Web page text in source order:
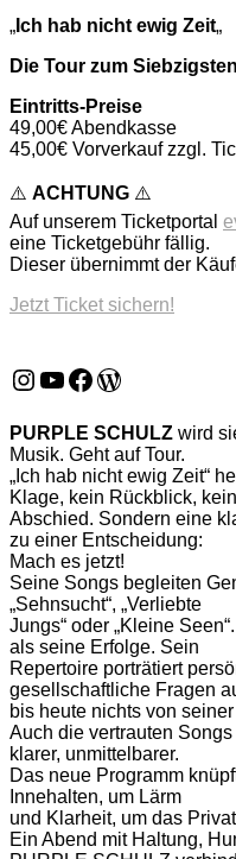
„ Ich hab nicht ewig Zeit„
Die Tour zum Siebzigsten
Eintritts-Preise
49,00€ Abendkasse
45,00€ Vorverkauf zzgl.
⚠️ ACHTUNG ⚠️
Auf unserem Ticketportal
eine Ticketgebühr fällig.
Dieser übernimmt der
Jetzt Ticket sichern!
Instagram
YouTube
Facebook
WordPress
PURPLE SCHULZ wird
Musik. Geht auf Tour.
„Ich hab nicht ewig Zeit“
Klage, kein Rückblick, kein
Abschied. Sondern eine
zu einer Entscheidung:
Mach es jetzt!
Seine Songs begleiten
„Sehnsucht“, „Verliebte
Jungs“ oder „Kleine
als seine Erfolge. Sein
Repertoire porträtiert
gesellschaftliche Fragen
bis heute nichts von
Auch die vertrauten
klarer, unmittelbarer.
Das neue Programm
Innehalten, um Lärm
und Klarheit, um das
Ein Abend mit Haltung,